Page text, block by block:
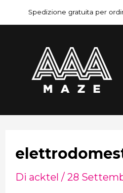
al
contenuto
Spedizione gratuita per
Di acktel / 28